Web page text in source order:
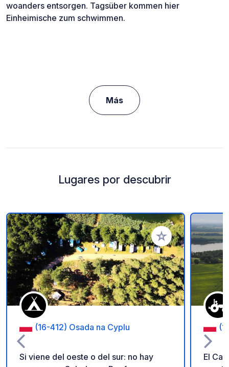
woanders entsorgen. Tagsüber kommen hier
Einheimische zum schwimmen.
Más
Lugares por descubrir
Añadir a tus
(16-412) Osada na Cyplu
Si viene del oeste o del sur: no hay
El